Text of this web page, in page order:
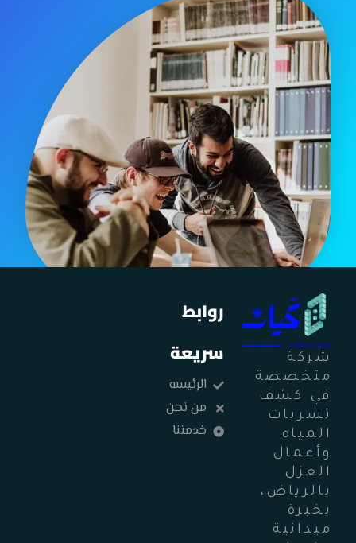
شركة
متخصصة
في كشف
تسربات
المياه
وأعمال
العزل
بالرياض،
بخبرة
ميدانية
روابط
سريعة
الرئيسه
من نحن
خدمتنا